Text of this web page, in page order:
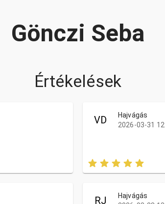
Gönczi Seba
Értékelések
VD
Hajvágás
2026-03-31
RJ
Hajvágás